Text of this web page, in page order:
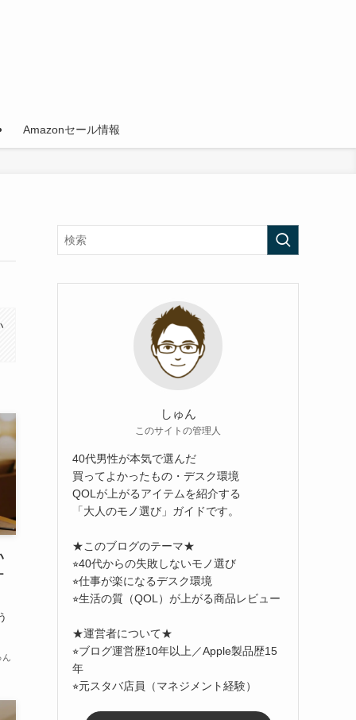
Amazonセール情報
ん
しゅん
このサイトの管理人
40代男性が本気で選んだ
買ってよかったもの・デスク環境
QOLが上がるアイテムを紹介する
「大人のモノ選び」ガイドです。
★このブログのテーマ★
⭐︎40代からの失敗しないモノ選び
⭐︎仕事が楽になるデスク環境
⭐︎生活の質（QOL）が上がる商品レビュー
★運営者について★
⭐︎ブログ運営歴10年以上／Apple製品歴15
年
⭐︎元スタバ店員（マネジメント経験）